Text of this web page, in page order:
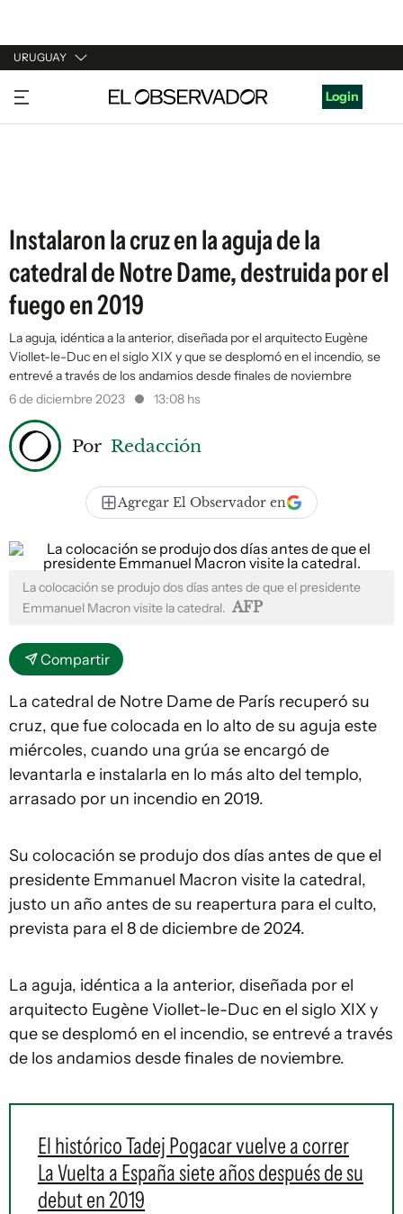
URUGUAY
URUGUAY
ARGENTINA
Login
Instalaron la cruz en la aguja de la
catedral de Notre Dame, destruida por el
fuego en 2019
La aguja, idéntica a la anterior, diseñada por el arquitecto Eugène
Viollet-le-Duc en el siglo XIX y que se desplomó en el incendio, se
entrevé a través de los andamios desde finales de noviembre
6 de diciembre 2023
13:08 hs
Por Redacción
Agregar El Observador en
La colocación se produjo dos días antes de que el presidente
Emmanuel Macron visite la catedral. AFP
Compartir
La catedral de Notre Dame de París recuperó su
cruz, que fue colocada en lo alto de su aguja este
miércoles, cuando una grúa se encargó de
levantarla e instalarla en lo más alto del templo,
arrasado por un incendio en 2019.
Su colocación se produjo dos días antes de que el
presidente Emmanuel Macron visite la catedral,
justo un año antes de su reapertura para el culto,
prevista para el 8 de diciembre de 2024.
La aguja, idéntica a la anterior, diseñada por el
arquitecto Eugène Viollet-le-Duc en el siglo XIX y
que se desplomó en el incendio, se entrevé a través
de los andamios desde finales de noviembre.
El histórico Tadej Pogacar vuelve a correr
La Vuelta a España siete años después de su
debut en 2019